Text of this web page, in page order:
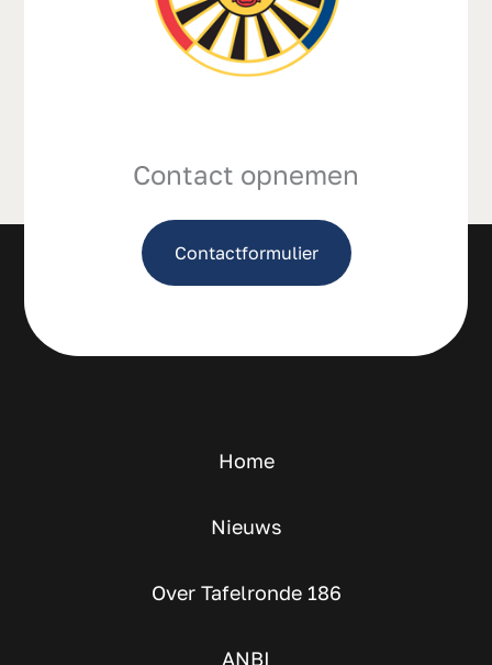
Contact opnemen
Contactformulier
Home
Nieuws
Over Tafelronde 186
ANBI